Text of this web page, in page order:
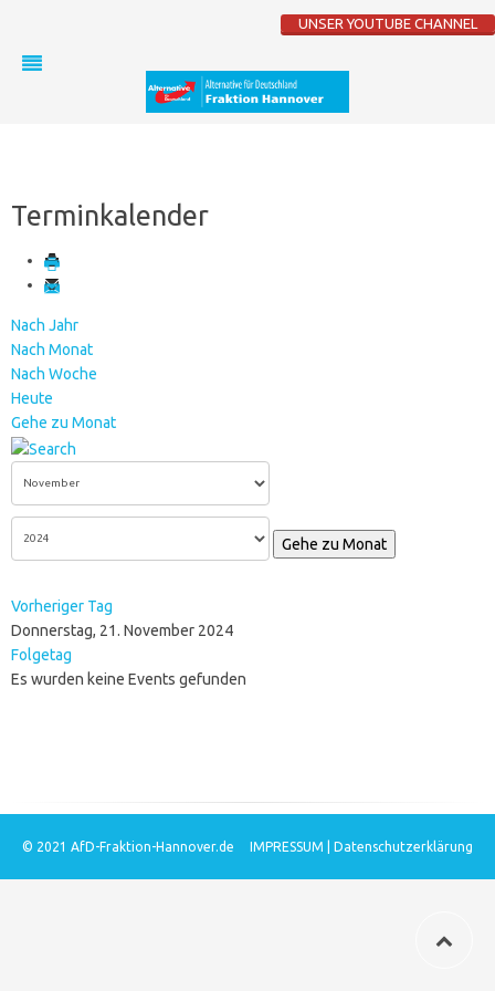
UNSER YOUTUBE CHANNEL
Terminkalender
Nach Jahr
Nach Monat
Nach Woche
Heute
Gehe zu Monat
Gehe zu Monat
Vorheriger Tag
Donnerstag, 21. November 2024
Folgetag
Es wurden keine Events gefunden
© 2021 AfD-Fraktion-Hannover.de IMPRESSUM Datenschutzerklärung